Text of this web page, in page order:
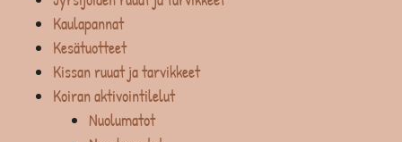
Kaulapannat
Kesätuotteet
Kissan ruuat ja tarvikkeet
Koiran aktivointilelut
Nuolumatot